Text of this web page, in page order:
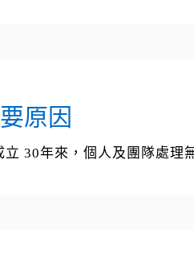
原因
30年來，個人及團隊處